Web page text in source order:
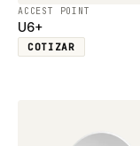
ACCEST POINT
U6+
COTIZAR